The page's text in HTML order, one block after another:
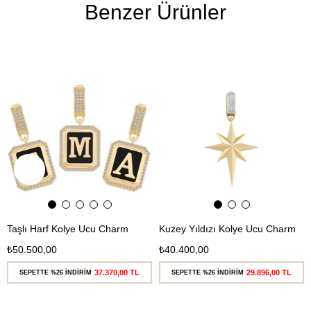
Benzer Ürünler
Taşlı Harf Kolye Ucu Charm
₺50.500,00
SEPETTE %26 İNDİRİM 37.370,00 TL
Kuzey Yıldızı Kolye Ucu Charm
₺40.400,00
SEPETTE %26 İNDİRİM 29.896,00 TL